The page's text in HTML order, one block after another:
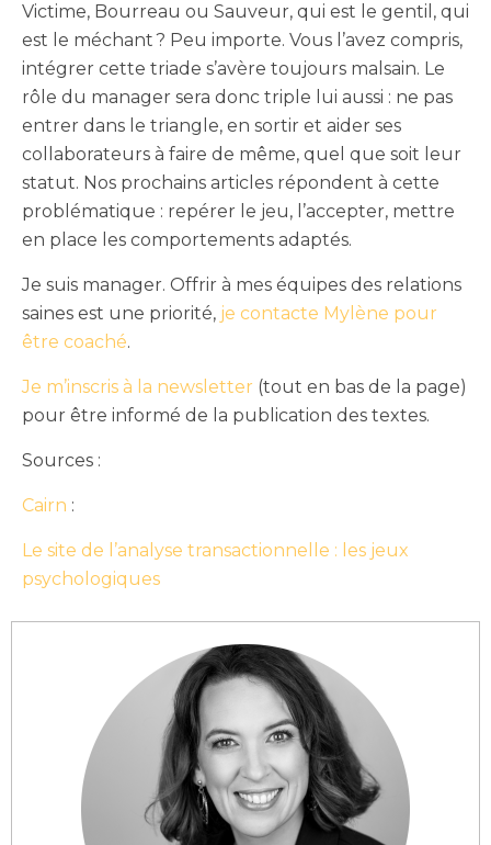
Victime, Bourreau ou Sauveur, qui est le gentil, qui
est le méchant ? Peu importe. Vous l’avez compris,
intégrer cette triade s’avère toujours malsain. Le
rôle du manager sera donc triple lui aussi : ne pas
entrer dans le triangle, en sortir et aider ses
collaborateurs à faire de même, quel que soit leur
statut. Nos prochains articles répondent à cette
problématique : repérer le jeu, l’accepter, mettre
en place les comportements adaptés.
Je suis manager. Offrir à mes équipes des relations
saines est une priorité, je contacte Mylène pour
être coaché.
Je m’inscris à la newsletter (tout en bas de la page)
pour être informé de la publication des textes.
Sources :
Cairn :
Le site de l’analyse transactionnelle : les jeux
psychologiques